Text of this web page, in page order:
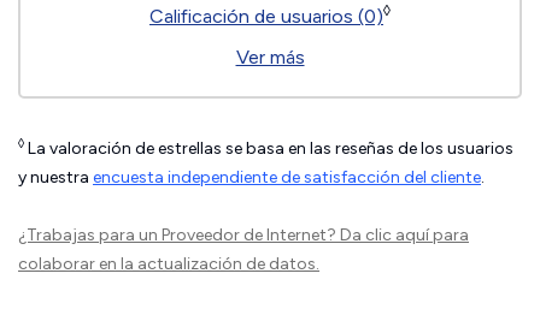
Calificación de usuarios (0)◊
Ver más
◊ La valoración de estrellas se basa en las reseñas de los usuarios
y nuestra encuesta independiente de satisfacción del cliente.
¿Trabajas para un Proveedor de Internet? Da clic aquípara
colaborar en la actualización de datos.